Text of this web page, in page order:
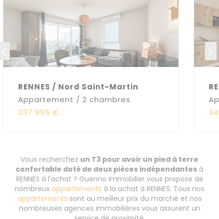
RENNES / Nord Saint-Martin
Appartement / 2 chambres
337 995 €
Vous recherchez un T3 pour avoir un pied à terre
confortable doté de deux pièces indépendantes à
RENNES à l'achat ? Guenno Immobilier vous propose de
nombreux appartements à la achat à RENNES. Tous nos
appartements sont au meilleur prix du marché et nos
nombreuses agences immobilières vous assurent un